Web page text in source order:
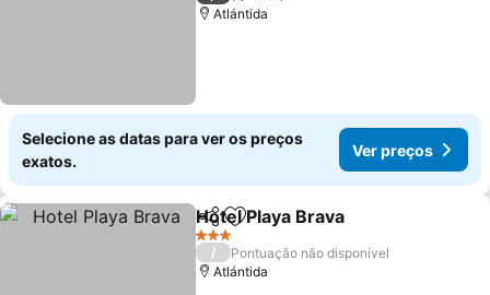
Atlántida
Selecione as datas para ver os preços
exatos.
Ver preços
PartilharAdicionar aos favoritos
Hotel Playa Brava
3 Estrelas
/
Pontuação não disponível
Atlántida